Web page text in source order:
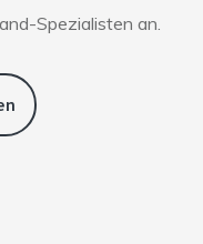
Spezialisten an.